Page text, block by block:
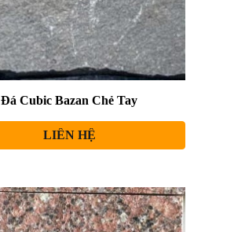
Đá Cubic Bazan Chẻ Tay
LIÊN HỆ